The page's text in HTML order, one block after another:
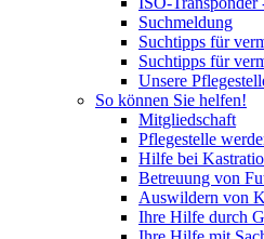
Suchmeldung
Suchtipps für
Suchtipps für
Unsere
So können Sie helfen!
Mitgliedschaft
Pflegestelle
Hilfe bei
Betreuung von
Auswildern von
Ihre Hilfe durch